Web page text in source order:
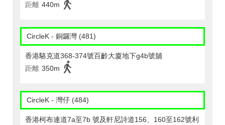
距離 440m
CircleK - 銅鑼灣 (481)
香港駱克道368-374號百齡大廈地下g4b號舖
距離 350m
CircleK - 灣仔 (484)
香港柯布連道7a至7b 號及軒尼詩道156、160至162號利